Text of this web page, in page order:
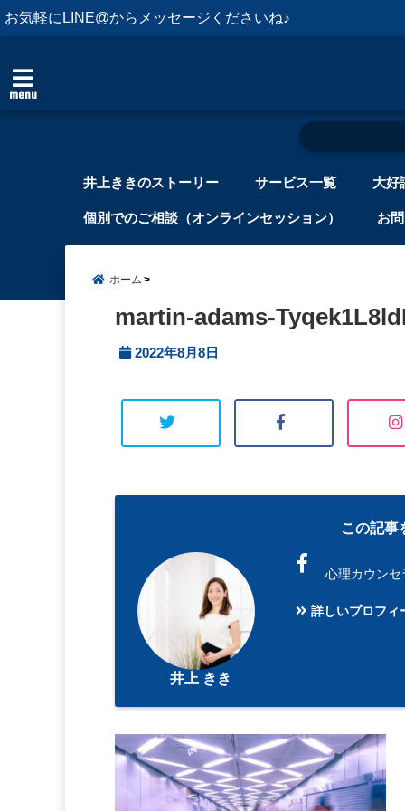
お気軽にLINE@からメッセージくださいね♪
menu
井上ききのストーリー サービス一覧 大好
個別でのご相談（オンラインセッション） お
ホーム
martin-adams-
2022年8月8日
この記事
井上 きき
心理カウン
詳しいプロフィ